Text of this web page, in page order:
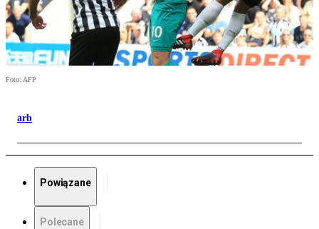
Foto: AFP
arb
Powiązane
Polecane